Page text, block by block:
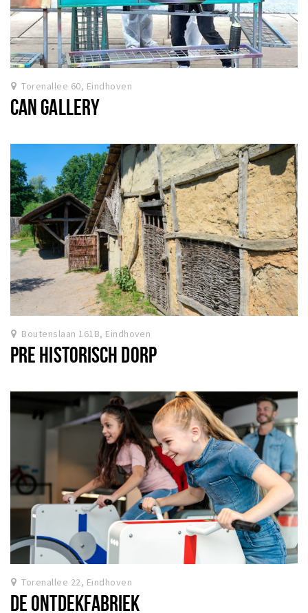
Torenallee 60, Eindhoven
CAN GALLERY
Boutenslaan 161B, Eindhoven
PRE HISTORISCH DORP
Torenallee 22, Eindhoven
DE ONTDEKFABRIEK